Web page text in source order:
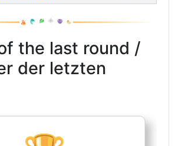
the last round /
der letzten